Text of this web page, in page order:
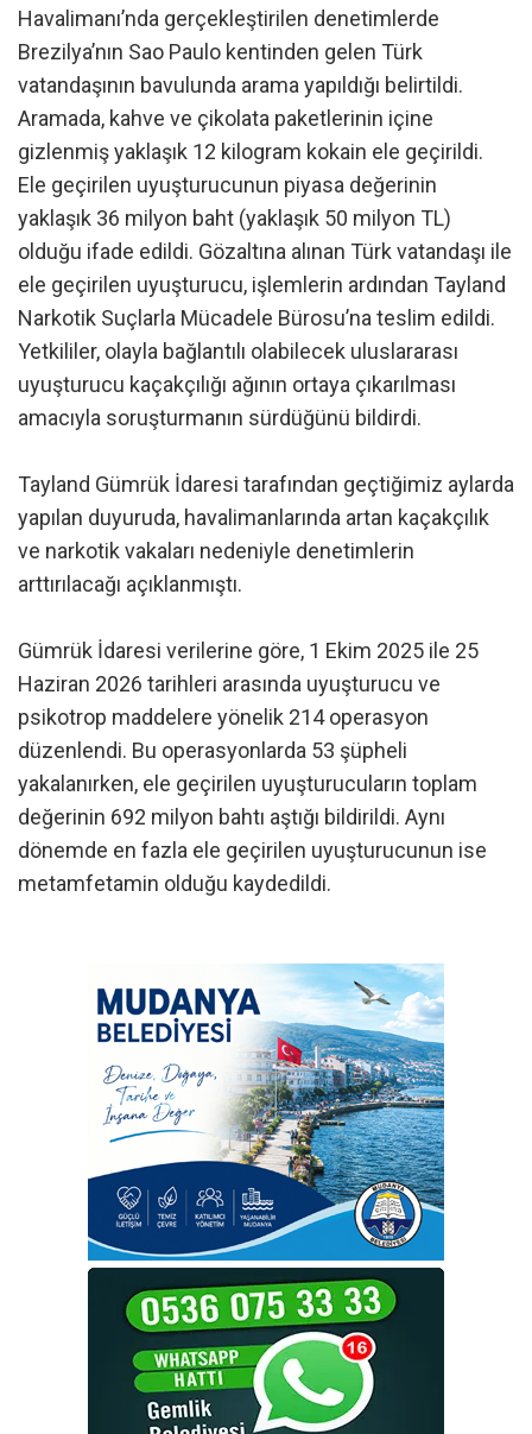
Havalimanı’nda gerçekleştirilen denetimlerde
Brezilya’nın Sao Paulo kentinden gelen Türk
vatandaşının bavulunda arama yapıldığı belirtildi.
Aramada, kahve ve çikolata paketlerinin içine
gizlenmiş yaklaşık 12 kilogram kokain ele geçirildi.
Ele geçirilen uyuşturucunun piyasa değerinin
yaklaşık 36 milyon baht (yaklaşık 50 milyon TL)
olduğu ifade edildi. Gözaltına alınan Türk vatandaşı ile
ele geçirilen uyuşturucu, işlemlerin ardından Tayland
Narkotik Suçlarla Mücadele Bürosu’na teslim edildi.
Yetkililer, olayla bağlantılı olabilecek uluslararası
uyuşturucu kaçakçılığı ağının ortaya çıkarılması
amacıyla soruşturmanın sürdüğünü bildirdi.
Tayland Gümrük İdaresi tarafından geçtiğimiz aylarda
yapılan duyuruda, havalimanlarında artan kaçakçılık
ve narkotik vakaları nedeniyle denetimlerin
arttırılacağı açıklanmıştı.
Gümrük İdaresi verilerine göre, 1 Ekim 2025 ile 25
Haziran 2026 tarihleri arasında uyuşturucu ve
psikotrop maddelere yönelik 214 operasyon
düzenlendi. Bu operasyonlarda 53 şüpheli
yakalanırken, ele geçirilen uyuşturucuların toplam
değerinin 692 milyon bahtı aştığı bildirildi. Aynı
dönemde en fazla ele geçirilen uyuşturucunun ise
metamfetamin olduğu kaydedildi.